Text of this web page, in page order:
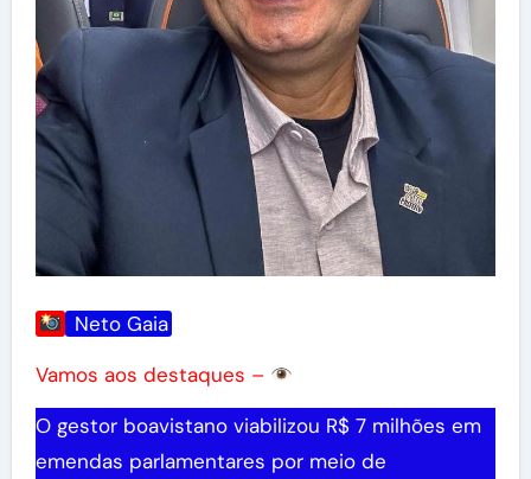
Neto Gaia
Vamos aos destaques –
O gestor boavistano viabilizou R$ 7 milhões em
emendas parlamentares por meio de